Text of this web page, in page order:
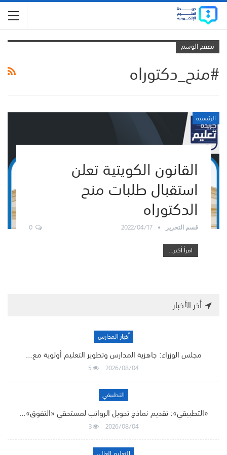
تصفح الوسم
#منح_دكتوراه
الرئيسية
القانون الكويتية تعلن
استقبال طلبات منح
الدكتوراه
قسم التحرير 2022/04/17
0
اقرأ أكثر...
أخر الأخبار
أخبار المدارس
مجلس الوزراء: جاهزية المدارس وتطوير التعليم أولوية مع…
2026/08/04
5
التطبيقي
«التطبيقي»: تقديم نماذج تحويل الرواتب لمستحقي «التفوق»…
2026/08/04
3